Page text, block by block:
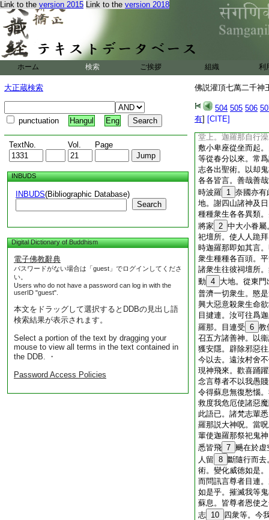
Link to the version 2015 Link to the version 2018
ホーム 検索 ご挨拶 組織 利
大正蔵検索
punctuation Hangul Eng
TextNo. Vol. Page
INBUDS
INBUDS(Bibliographic Database)
Search
Digital Dictionary of Buddhism
電子佛教辭典
パスワードがない場合は「guest」でログインしてくださ
い。
Users who do not have a password can log in with the
userID "guest".
本文をドラッグして選択するとDDBの見出し語
検索結果が表示されます。
Select a portion of the text by dragging your
mouse to view all terms in the text contained in
the DDB. ・
Password Access Policies
佛説灌頂七萬二千神
504 505 506
有] [CITE]
爾時惡魔明旦復將
地大呼。恐怖迦羅
如師子。或如熊羆
距。或擔山吐火雷
我作 24
方計
爾時村中有學梵志
請大學淨信梵志。
日吉時設大供辦。
堂上。迦羅那自行
敷小卑座從坐而起
等從春分以來。常
志各出聖術。以却
各各皆言。善哉善
時波羅 1 奈國亦有
地。謝四山諸神及
種種衆生各各異類
將家 2 中大小眷屬
祀壇所。使人人跪
時迦羅那即如其言
衆生種種各百頭。
諸衆生往彼祠壇所
動 4 大地。從東
普濟一切衆生。愍
興大惡意殺衆生命
目揵連。汝可往爲
羅那。目連受 6 教
召五方諸善神。以
獲安隱。辟除邪惡
今以去。遠汝村舍
現神飛來。歡喜踊
念言尊者不以我愚
令得蘇息無復愁惱
救度我危厄使諸惡
此語已。諸梵志輩
羅那説大神呪。當
輩使迦羅那祭祀鬼
悉皆飛 7 颺在於
人留 8 斷隨行而
術。變化威徳如是
而問訊言尊者目連
如是乎。摧滅我等
蘇息。皆尊者恩使
志 10 四衆等。今